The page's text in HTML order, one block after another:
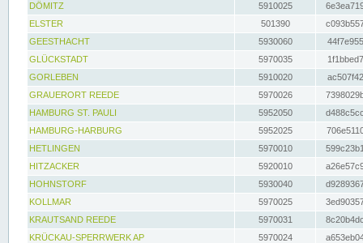
DÖMITZ
5910025
ELSTER
501390
GEESTHACHT
5930060
GLÜCKSTADT
5970035
GORLEBEN
5910020
GRAUERORT REEDE
5970026
HAMBURG ST. PAULI
5952050
HAMBURG-HARBURG
5952025
HETLINGEN
5970010
HITZACKER
5920010
HOHNSTORF
5930040
KOLLMAR
5970025
KRAUTSAND REEDE
5970031
KRÜCKAU-SPERRWERK AP
5970024